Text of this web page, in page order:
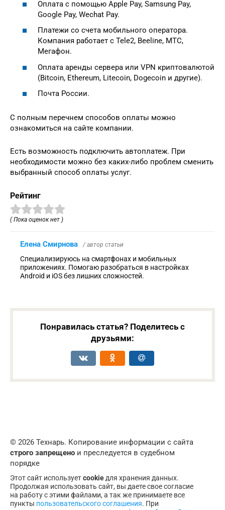
Оплата с помощью Apple Pay, Samsung Pay,
Google Pay, Wechat Pay.
Платежи со счета мобильного оператора.
Компания работает с Tele2, Beeline, МТС,
Мегафон.
Оплата аренды сервера или VPN криптовалютой
(Bitcoin, Ethereum, Litecoin, Dogecoin и другие).
Почта России.
С полным перечнем способов оплаты можно
ознакомиться на сайте компании.
Есть возможность подключить автоплатеж. При
необходимости можно без каких-либо проблем сменить
выбранный способ оплаты услуг.
Рейтинг
( Пока оценок нет )
Елена Смирнова / автор статьи
Специализируюсь на смартфонах и мобильных
приложениях. Помогаю разобраться в настройках
Android и iOS без лишних сложностей.
Понравилась статья? Поделитесь с
друзьями:
© 2026 Технарь. Копирование информации с сайта
строго запрещено и преследуется в судебном
порядке
Этот сайт используетcookieдля хранения данных.
Продолжая использовать сайт, вы даете свое согласие
на работу с этими файлами, а так же принимаете все
пункты пользовательского соглашения. При